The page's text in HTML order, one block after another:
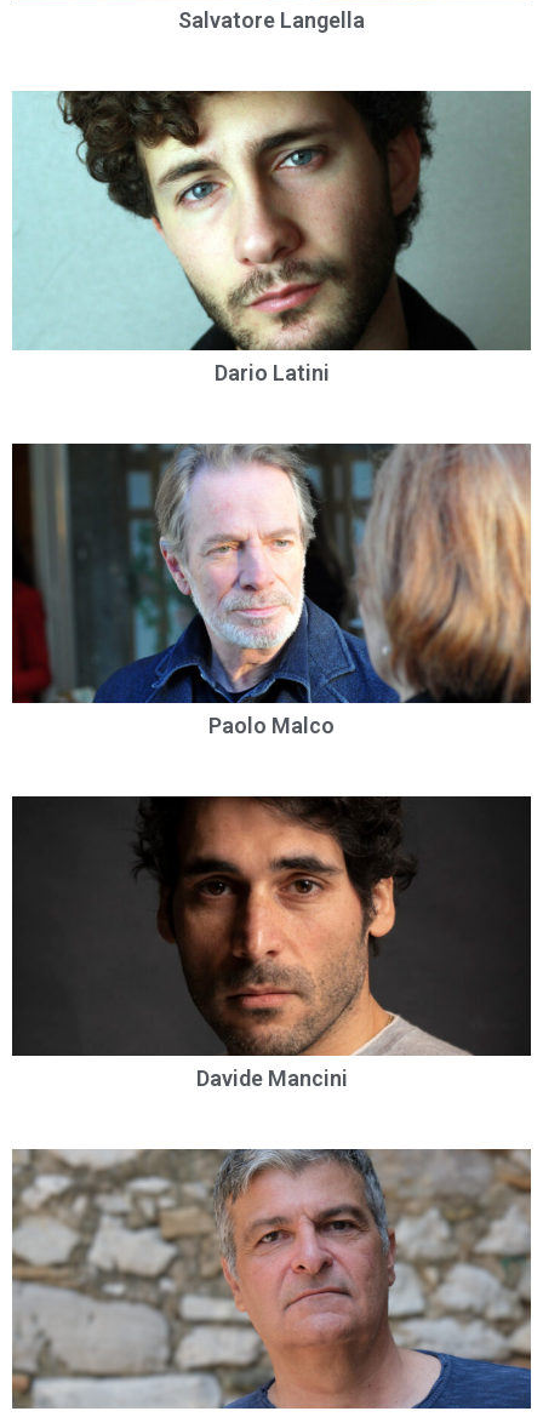
Salvatore Langella
Dario Latini
Paolo Malco
Davide Mancini